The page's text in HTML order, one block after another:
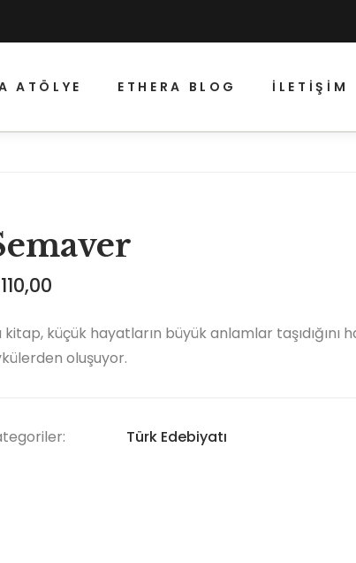
ATÖLYE ETHERA BLOG İLETIŞIM
110,00
kitap, küçük hayatların büyük anlamlar taşıdığını
oluşuyor.
Türk Edebiyatı